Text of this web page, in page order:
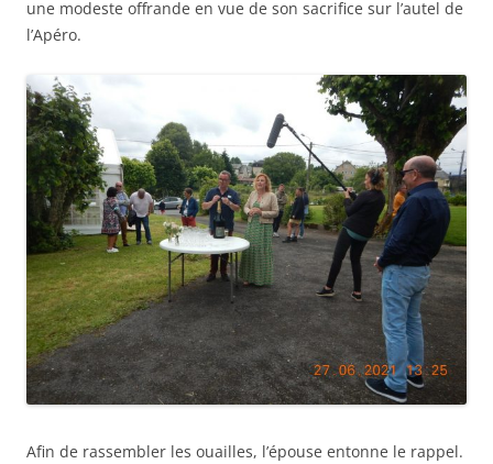
une modeste offrande en vue de son sacrifice sur l’autel de
l’Apéro.
Afin de rassembler les ouailles, l’épouse entonne le rappel.